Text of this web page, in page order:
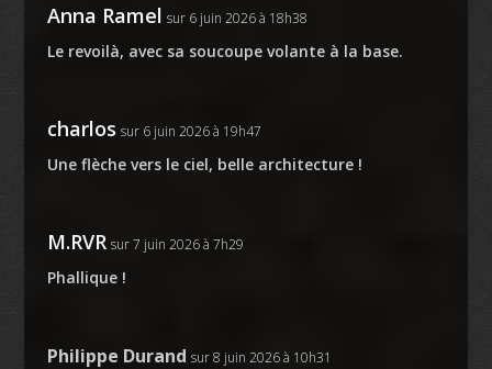
Anna Ramel sur 6 juin 2026 à 18h38
Le revoilà, avec sa soucoupe volante à la base.
charlos sur 6 juin 2026 à 19h47
Une flèche vers le ciel, belle architecture !
M.RVR sur 7 juin 2026 à 7h29
Phallique !
Philippe Durand sur 8 juin 2026 à 10h31